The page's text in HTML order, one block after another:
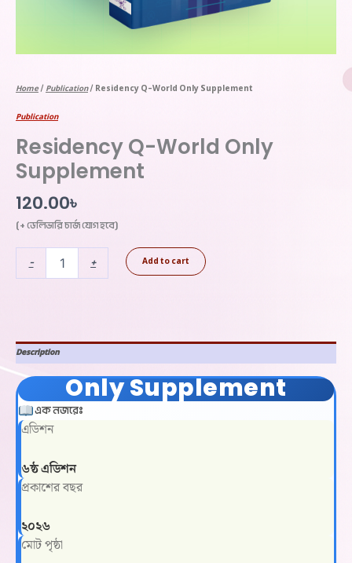
Home/ Publication/ Residency Q-World Only Supplement
Publication
Residency Q-World Only
Supplement
120.00৳
(+ ডেলিভারি চার্জ যোগ হবে)
- + Add to cart
Description
Only Supplement
এক নজরেঃ
এডিশন
৬ষ্ঠ এডিশন
প্রকাশের বছর
২০২৬
মোট পৃষ্ঠা